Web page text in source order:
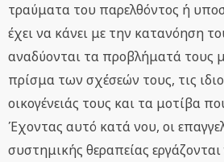
τραύματα του παρελθόντος ή
έχει να κάνει με την κατανόηση
αναδύονται τα προβλήματά τους
πρίσμα των σχέσεών τους, τις
οικογένειάς τους και τα μοτίβα
Έχοντας αυτό κατά νου, οι
συστημικής θεραπείας εργάζονται